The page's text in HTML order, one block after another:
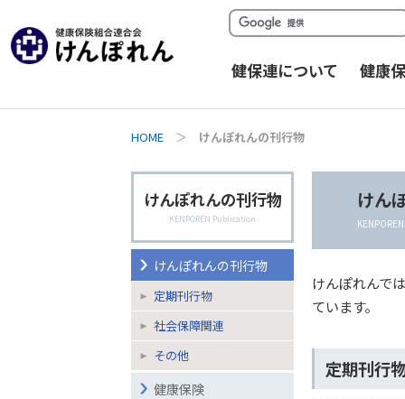
健保連について 健康
HOME ＞ けんぽれんの刊行物
けん
けんぽれんで
ています。
定期刊行
けんぽれんの刊行物
KENPOREN Publication
けんぽれんの刊行物
定期刊行物
社会保障関連
その他
健康保険